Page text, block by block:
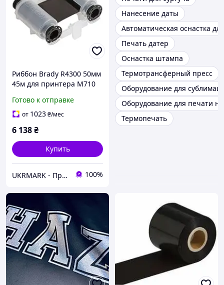
Риббон Brady R4300 50мм
45м для принтера M710
Готово к отправке
от 1023₴/мес
6 138₴
Купить
UKRMARK - Принтеры этикеток и наклеек, сканеры штрих-кодов. Все для маркировки 100%
Нанесение даты
Автоматическая оснастка
Печать датер
Оснастка штампа
Термотрансферный пресс
Оборудование для
Оборудование для печати
Термопечать